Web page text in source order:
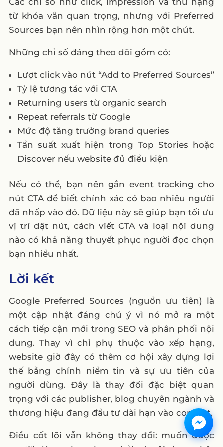
từ khóa vẫn quan trọng, nhưng với Preferred
Sources bạn nên nhìn rộng hơn một chút.
Những chỉ số đáng theo dõi gồm có:
Lượt click vào nút “Add to Preferred Sources”
Tỷ lệ tương tác với CTA
Returning users từ organic search
Repeat referrals từ Google
Mức độ tăng trưởng brand queries
Tần suất xuất hiện trong Top Stories hoặc
Discover nếu website đủ điều kiện
Nếu có thể, bạn nên gắn event tracking cho
nút CTA để biết chính xác có bao nhiêu người
đã nhấp vào đó. Dữ liệu này sẽ giúp bạn tối ưu
vị trí đặt nút, cách viết CTA và loại nội dung
nào có khả năng thuyết phục người đọc chọn
bạn nhiều nhất.
Lời kết
Google Preferred Sources (nguồn ưu tiên) là
một cập nhật đáng chú ý vì nó mở ra một
cách tiếp cận mới trong SEO và phân phối nội
dung. Thay vì chỉ phụ thuộc vào xếp hạng,
website giờ đây có thêm cơ hội xây dựng lợi
thế bằng chính niềm tin và sự ưu tiên của
người dùng. Đây là thay đổi đặc biệt quan
trọng với các publisher, blog chuyên ngành và
thương hiệu đang đầu tư dài hạn vào content.
Điều cốt lõi vẫn không thay đổi: muốn được